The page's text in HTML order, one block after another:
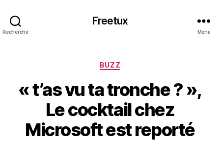
Recherche
Freetux
Menu
Catégories
BUZZ
« t’as vu ta tronche ? »,
Le cocktail chez
Microsoft est reporté